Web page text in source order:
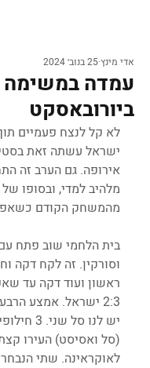
עמדה במשימה
ביורובאסקט
אדי מינץ25 בנוב׳ 2024
אירופה. גם הערב זה
מלהיב למדי, ובסופו
מהמשחק הקודם
בית הלחמי שוב פתח עם
ראשון ועוד דקה עד
יש לנו
לאוקראינה. שתי